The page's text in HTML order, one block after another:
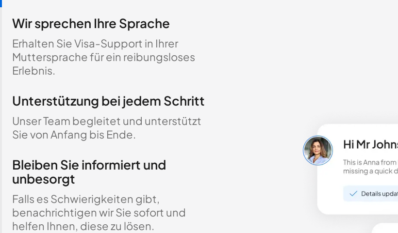
Wir sprechen Ihre Sprache
Erhalten Sie Visa-Support in Ihrer
Muttersprache für ein reibungsloses
Erlebnis.
Unterstützung bei jedem Schritt
Unser Team begleitet und unterstützt
Sie von Anfang bis Ende.
Bleiben Sie informiert und
unbesorgt
Falls es Schwierigkeiten gibt,
benachrichtigen wir Sie sofort und
helfen Ihnen, diese zu lösen.